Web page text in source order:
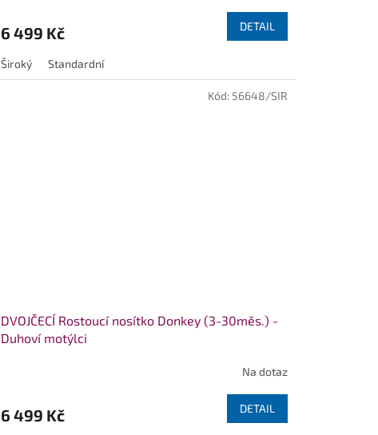
6 499 Kč DETAIL
Široký Standardní
DVOJČECÍ Rostoucí nosítko Donkey (3-30měs.) -
Duhoví motýlci
Na dotaz
6 499 Kč DETAIL
Kód: 56648/SIR